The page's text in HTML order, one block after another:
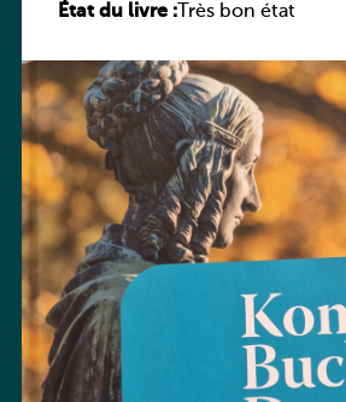
Luxemburg)
État du livre :Très bon état